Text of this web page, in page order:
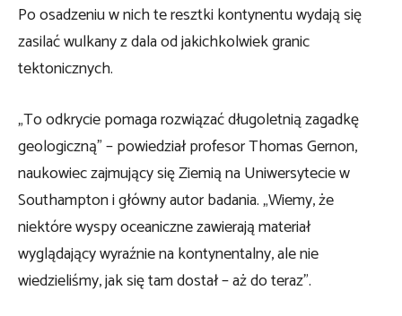
Po osadzeniu w nich te resztki kontynentu wydają się
zasilać wulkany z dala od jakichkolwiek granic
tektonicznych.
„To odkrycie pomaga rozwiązać długoletnią zagadkę
geologiczną” – powiedział profesor Thomas Gernon,
naukowiec zajmujący się Ziemią na Uniwersytecie w
Southampton i główny autor badania. „Wiemy, że
niektóre wyspy oceaniczne zawierają materiał
wyglądający wyraźnie na kontynentalny, ale nie
wiedzieliśmy, jak się tam dostał – aż do teraz”.